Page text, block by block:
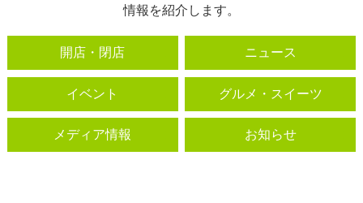
情報を紹介します。
開店・閉店 ニュース
イベント グルメ・スイーツ
メディア情報 お知らせ